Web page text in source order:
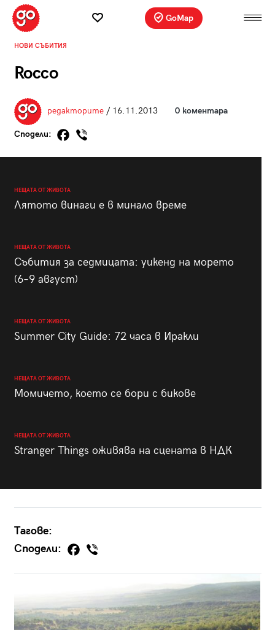
GoMap
НОВИ СЪБИТИЯ
Rocco
редакторите/ 16.11.2013 0 коментара
Сподели:
НЕЩАТА ОТ ЖИВОТА
Лятото винаги е в минало време
НЕЩАТА ОТ ЖИВОТА
Събития за седмицата: уикенд на морето
(6–9 август)
НЕЩАТА ОТ ЖИВОТА
Summer City Guide: 72 часа в Иракли
НЕЩАТА ОТ ЖИВОТА
Момичето, което се бори с бикове
НЕЩАТА ОТ ЖИВОТА
Stranger Things оживява на сцената в НДК
Тагове:
Сподели: